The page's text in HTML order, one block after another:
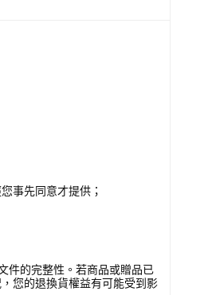
事先同意才提供；
件的完整性。若商品或贈品已
您的退換貨權益有可能受到影